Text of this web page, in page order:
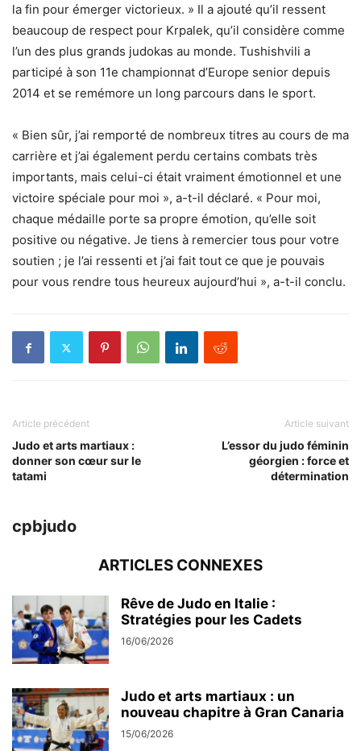
la fin pour émerger victorieux. » Il a ajouté qu’il ressent
beaucoup de respect pour Krpalek, qu’il considère comme
l’un des plus grands judokas au monde. Tushishvili a
participé à son 11e championnat d’Europe senior depuis
2014 et se remémore un long parcours dans le sport.
« Bien sûr, j’ai remporté de nombreux titres au cours de ma
carrière et j’ai également perdu certains combats très
importants, mais celui-ci était vraiment émotionnel et une
victoire spéciale pour moi », a-t-il déclaré. « Pour moi,
chaque médaille porte sa propre émotion, qu’elle soit
positive ou négative. Je tiens à remercier tous pour votre
soutien ; je l’ai ressenti et j’ai fait tout ce que je pouvais
pour vous rendre tous heureux aujourd’hui », a-t-il conclu.
Article précédent
Judo et arts martiaux :
donner son cœur sur le
tatami
Article suivant
L’essor du judo féminin
géorgien : force et
détermination
cpbjudo
ARTICLES CONNEXES
Rêve de Judo en Italie :
Stratégies pour les Cadets
16/06/2026
Judo et arts martiaux : un
nouveau chapitre à Gran Canaria
15/06/2026